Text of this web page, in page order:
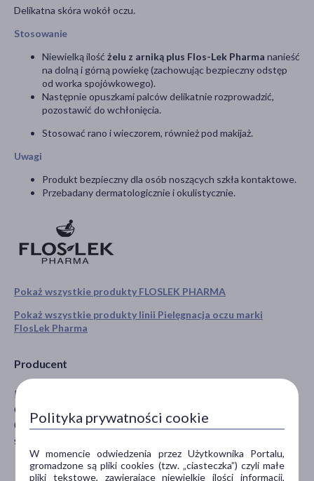
Pokaż wszystkie produkty FLOSLEK PHARMA
Pokaż wszystkie produkty linii Pielęgnacja oczu marki
FlosLek Pharma
Producent
FLOSLEK Sp. z o o.
GEODETÓW 154
05-500 Piaseczno
sekretariat@floslek.pl
Delikatna skóra wokół oczu.
Stosowanie
Niewielką ilość żelu z arniką plus Flos-Lek Pharma nanieść
na dolną i górną powiekę (zachowując bezpieczny odstęp
od worka spojówkowego).
Następnie opuszkami palców delikatnie rozprowadzić,
pozostawić do wchłonięcia.
Stosować rano i wieczorem, również pod makijaż.
Uwagi
Produkt bezpieczny dla osób noszących szkła kontaktowe.
Przebadany dermatologicznie i okulistycznie.
Polityka prywatności cookie
W momencie odwiedzenia przez Użytkownika Portalu,
gromadzone są pliki cookies (tzw. „ciasteczka”) czyli małe
pliki tekstowe, zawierające niewielkie ilości informacji,